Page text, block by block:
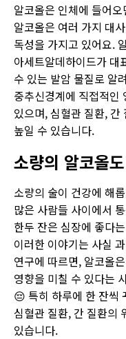
알코올은 인체에 들어
알코올은 여러 가지 대
독성을 가지고 있어요.
아세트알데하이드가 대
수 있는 발암 물질로 알
중추신경계에 직접적인
있으며, 심혈관 질환, 간
높일 수 있습니다.
소량의 알코올
소량의 술이 건강에 해
많은 사람들 사이에서
한두 잔은 심장에 좋다
이러한 이야기는 사실
연구에 따르면, 알코올
영향을 미칠 수 있다는
😔 특히 하루에 한 잔씩
심혈관 질환, 간 질환의
있습니다.